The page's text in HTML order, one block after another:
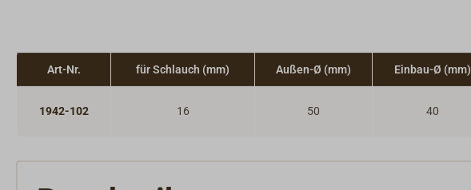
Art-Nr. für Schlauch (mm) Außen-Ø (mm) Einbau-Ø (mm)
1942-102 16 50 40